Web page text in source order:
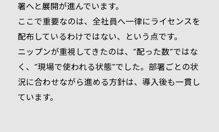
署へと展開が進んでいます。
ここで重要なのは、全社員へ一律にライセンスを
配布しているわけではない、という点です。
ニップンが重視してきたのは、“配った数”ではな
く、“現場で使われる状態”でした。部署ごとの状
況に合わせながら進める方針は、導入後も一貫し
ています。